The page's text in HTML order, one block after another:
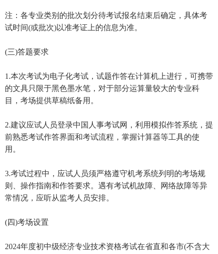
注：各专业类别的批次划分待考试报名结束后确定，具体考
试时间(或批次)以准考证上的信息为准。
(三)答题要求
1.本次考试为电子化考试，试题作答在计算机上进行，可携带
的文具只限于黑色墨水笔，对于部分运算量较大的专业科
目，考场提供草稿纸备用。
2.建议应试人员登录中国人事考试网，利用模拟作答系统，提
前熟悉考试作答界面和考试流程，掌握计算器等工具的使
用。
3.考试过程中，应试人员须严格遵守机考系统列明的考场规
则、操作指南和作答要求。遇有考试机故障、网络故障等异
常情况，应听从监考人员安排。
(四)考场设置
2024年度初中级经济专业技术资格考试在省直和各市(不含大